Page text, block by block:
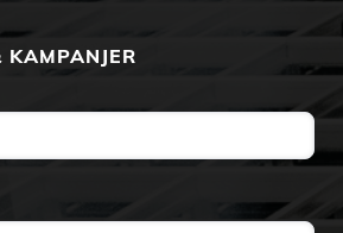
KAMPANJER